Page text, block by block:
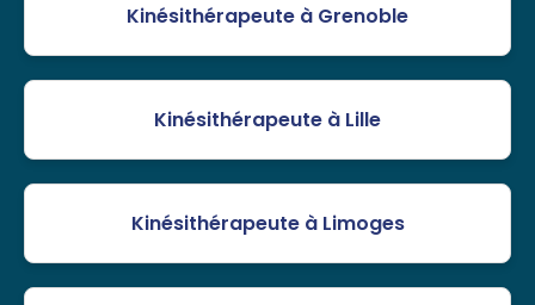
Kinésithérapeute à Grenoble
Kinésithérapeute à Lille
Kinésithérapeute à Limoges